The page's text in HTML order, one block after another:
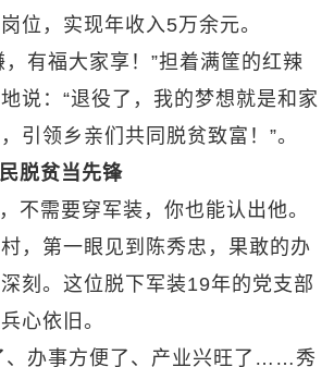
位，实现年收入5万余元。
，有福大家享！”担着满筐的红辣
说：“退役了，我的梦想就是和家
引领乡亲们共同脱贫致富！”。
脱贫当先锋
不需要穿军装，你也能认出他。
，第一眼见到陈秀忠，果敢的办
刻。这位脱下军装19年的党支部
心依旧。
、办事方便了、产业兴旺了……秀